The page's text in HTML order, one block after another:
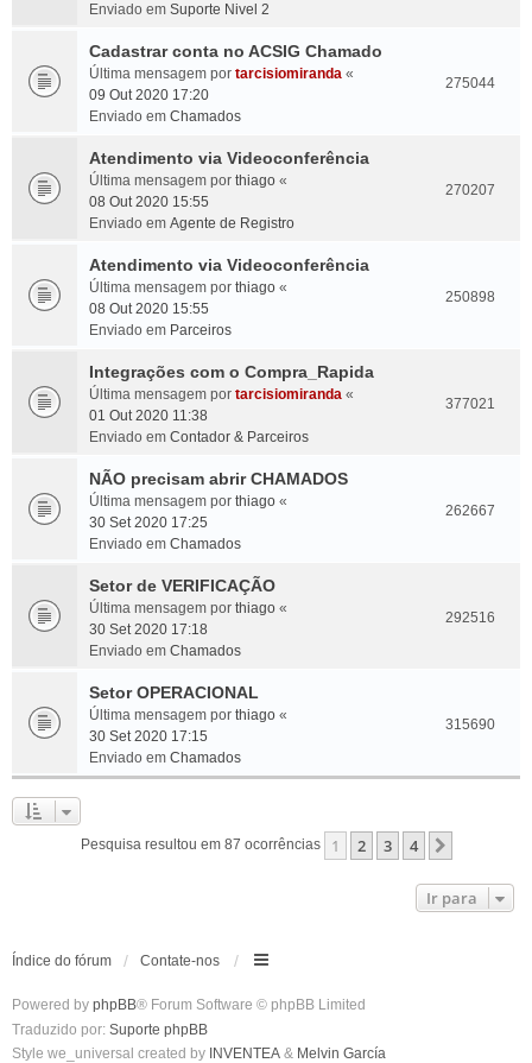
Enviado em Suporte Nivel 2
Cadastrar conta no ACSIG Chamado
Última mensagem por tarcisiomiranda «
09 Out 2020 17:20
Enviado em Chamados
275044
Atendimento via Videoconferência
Última mensagem por thiago «
08 Out 2020 15:55
Enviado em Agente de Registro
270207
Atendimento via Videoconferência
Última mensagem por thiago «
08 Out 2020 15:55
Enviado em Parceiros
250898
Integrações com o Compra_Rapida
Última mensagem por tarcisiomiranda «
01 Out 2020 11:38
Enviado em Contador & Parceiros
377021
NÃO precisam abrir CHAMADOS
Última mensagem por thiago «
30 Set 2020 17:25
Enviado em Chamados
262667
Setor de VERIFICAÇÃO
Última mensagem por thiago «
30 Set 2020 17:18
Enviado em Chamados
292516
Setor OPERACIONAL
Última mensagem por thiago «
30 Set 2020 17:15
Enviado em Chamados
315690
Pesquisa resultou em 87 ocorrências 1 2 3 4
Ir para
Índice do fórum Contate-nos
Powered by phpBB® Forum Software © phpBB Limited
Traduzido por: Suporte phpBB
Style we_universal created by INVENTEA & Melvin García